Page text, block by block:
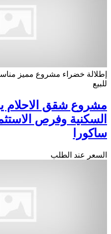
إطلالة خضراء مشروع مميز
للبيع
مشروع شقق الاحلام
السكنية وفرص
ساكورا
السعر عند الطلب